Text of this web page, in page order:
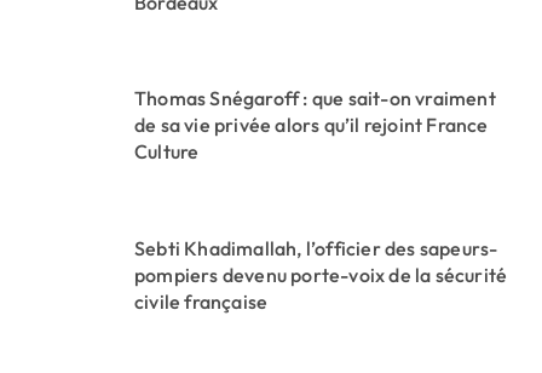
Thomas Snégaroff : que sait-on vraiment
de sa vie privée alors qu’il rejoint France
Culture
Sebti Khadimallah, l’officier des sapeurs-
pompiers devenu porte-voix de la sécurité
civile française